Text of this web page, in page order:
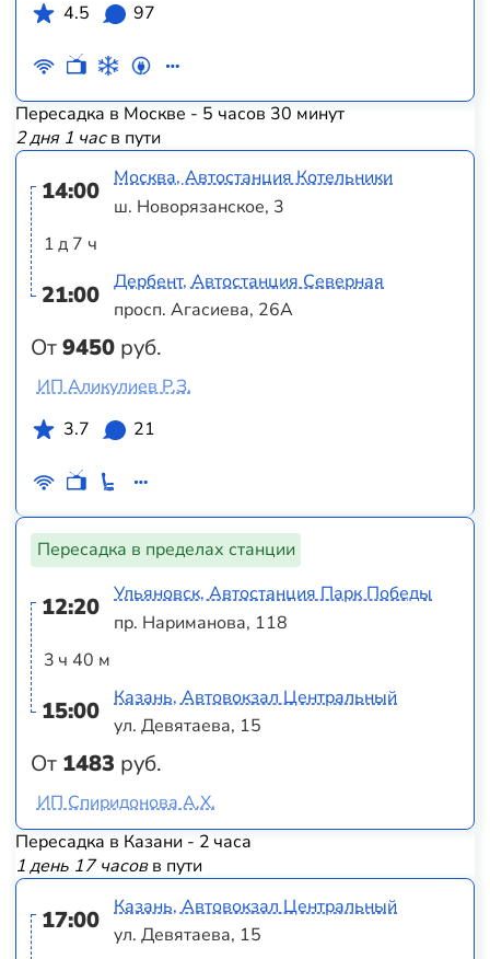
4.5
97
Пересадка в Москве - 5 часов 30 минут
2 дня 1 часв пути
14:00
1 д 7 ч
21:00
От9450 руб.
Москва, Автостанция Котельники
ш. Новорязанское, 3
Дербент, Автостанция Северная
просп. Агасиева, 26А
ИП Аликулиев Р.З.
3.7
21
Пересадка в пределах станции
12:20
3 ч 40 м
15:00
От 1483 руб.
Ульяновск, Автостанция Парк Победы
пр. Нариманова, 118
Казань, Автовокзал Центральный
ул. Девятаева, 15
ИП Спиридонова А.Х.
Пересадка в Казани - 2 часа
1 день 17 часовв пути
17:00
Казань, Автовокзал Центральный
ул. Девятаева, 15